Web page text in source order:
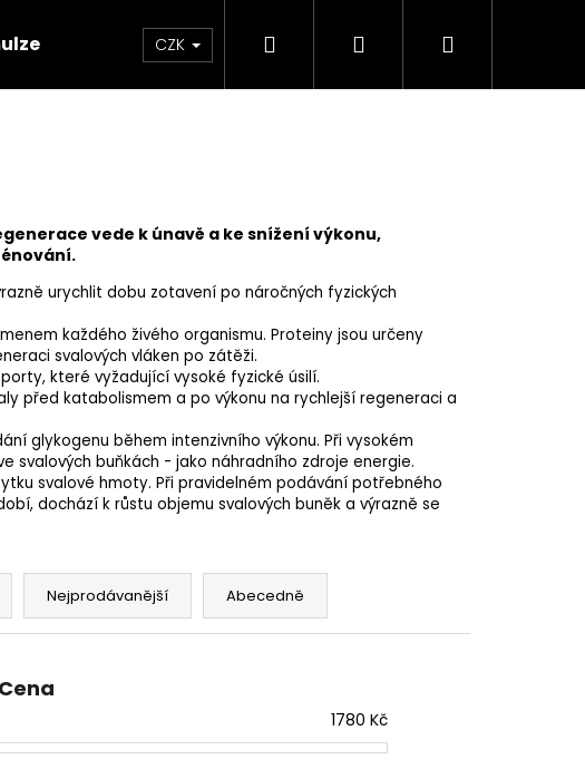
Elektrokola Kontakty Informace o
CZK Hledat PřihlášeníNákupní
vede k únavě a ke snížení výkonu,
urychlit dobu zotavení po náročných fyzických
každého živého organismu. Proteiny jsou určeny
svalových vláken po zátěži.
které vyžadující vysoké fyzické úsilí.
před katabolismem a po výkonu na rychlejší regeneraci a
glykogenu během intenzivního výkonu. Při vysokém
svalových buňkách - jako náhradního zdroje energie.
svalové hmoty. Při pravidelném podávání potřebného
dochází k růstu objemu svalových buněk a výrazně se
Nejprodávanější Abecedně
Cena
1780 Kč